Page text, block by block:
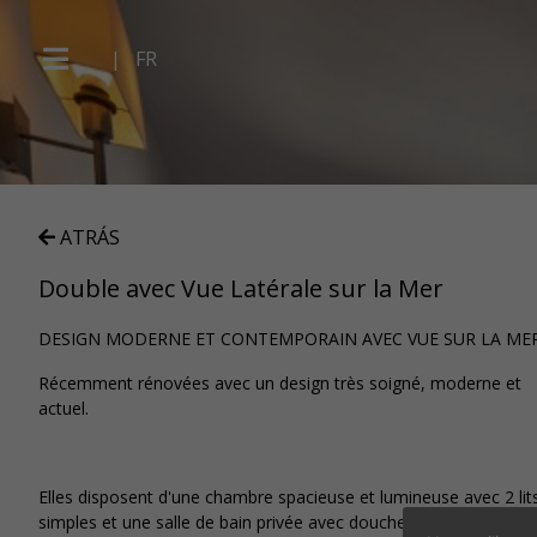
| FR
ATRÁS
Double avec Vue Latérale sur la Mer
DESIGN MODERNE ET CONTEMPORAIN AVEC VUE SUR LA
Récemment rénovées avec un design très soigné, moderne et
actuel.
Elles disposent d'une chambre spacieuse et lumineuse avec 2
simples et une salle de bain privée avec douche. Le charmant